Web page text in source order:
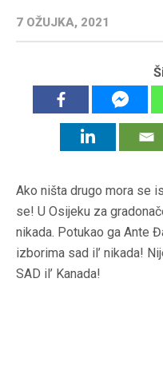
7 OŽUJKA, 2021
Ako ništa drugo mora se
se! U Osijeku za
nikada. Potukao ga Ante
izborima sad il’ nikada!
SAD il’ Kanada!